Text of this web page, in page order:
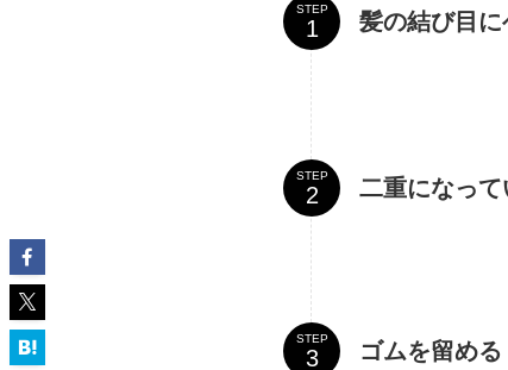
STEP 髪の結び目
STEP 二重になっ
STEP ゴムを留める